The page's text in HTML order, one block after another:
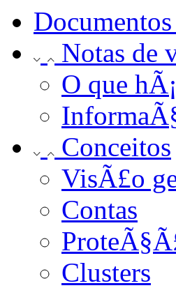
Notas de
O que
Conceitos
VisÃ£o
Contas
Clusters